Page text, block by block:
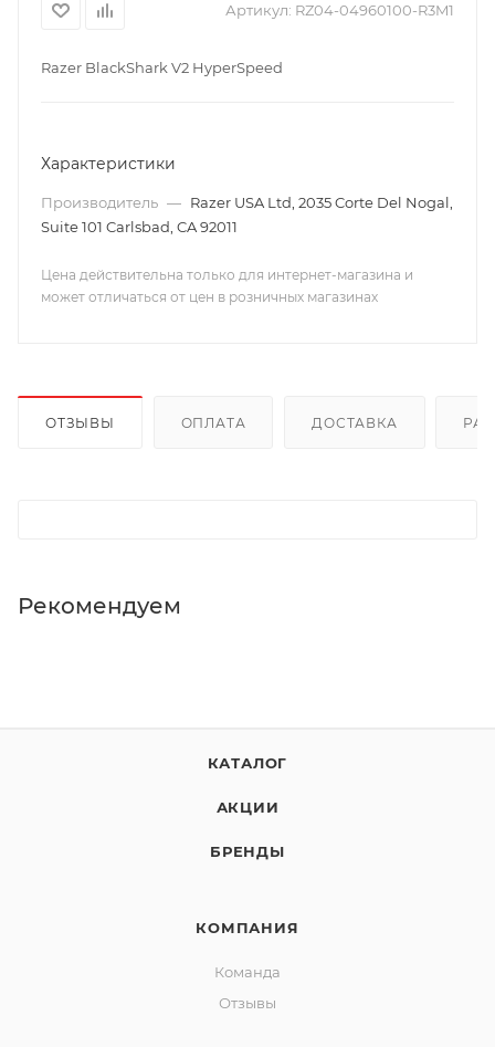
Артикул: RZ04-04960100-R3M1
Razer BlackShark V2 HyperSpeed
Характеристики
Производитель — Razer USA Ltd, 2035 Corte Del Nogal,
Suite 101 Carlsbad, CA 92011
Цена действительна только для интернет-магазина и
может отличаться от цен в розничных магазинах
ОТЗЫВЫ ОПЛАТА ДОСТАВКА
Рекомендуем
КАТАЛОГ
АКЦИИ
БРЕНДЫ
КОМПАНИЯ
Команда
Отзывы